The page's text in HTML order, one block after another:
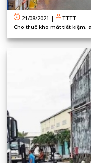
21/08/2021 |
TTTT
Cho thuê kho mát tiết kiệm,